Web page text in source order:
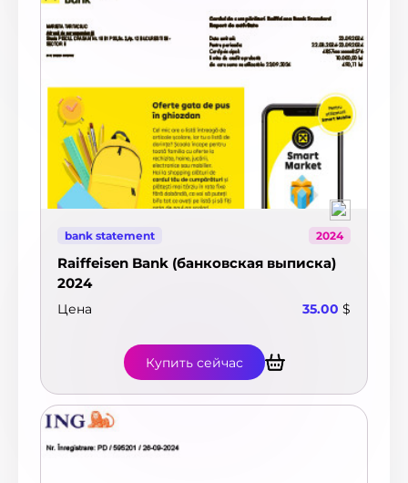
bank statement 2024
Raiffeisen Bank (банковская выписка)
2024
Цена 35.00 $
Купить сейчас